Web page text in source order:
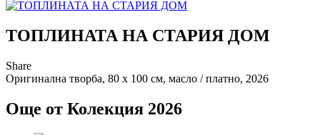
ТОПЛИНАТА НА СТАРИЯ ДОМ
Share
Оригинална творба, 80 х 100 см, масло / платно, 2026
Още от Колекция 2026